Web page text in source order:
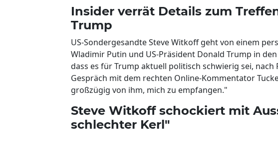
Insider verrät Details zum
Trump
US-Sondergesandte Steve Witkoff geht von einem
Wladimir Putin und US-Präsident Donald Trump in
dass es für Trump aktuell politisch schwierig sei,
Gespräch mit dem rechten Online-Kommentator
großzügig von ihm, mich zu empfangen."
Steve Witkoff schockiert mit
schlechter Kerl"